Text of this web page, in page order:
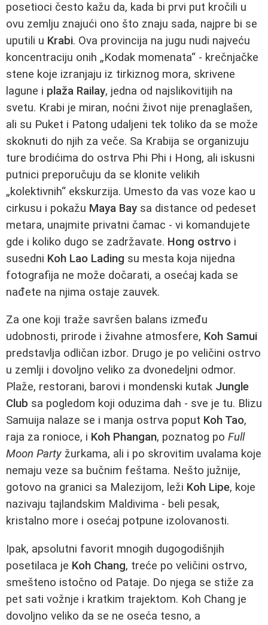
posetioci često kažu da, kada bi prvi put kročili u
ovu zemlju znajući ono što znaju sada, najpre bi se
uputili u Krabi. Ova provincija na jugu nudi najveću
koncentraciju onih „Kodak momenata“ - krečnjačke
stene koje izranjaju iz tirkiznog mora, skrivene
lagune i plaža Railay, jedna od najslikovitijih na
svetu. Krabi je miran, noćni život nije prenaglašen,
ali su Puket i Patong udaljeni tek toliko da se može
skoknuti do njih za veče. Sa Krabija se organizuju
ture brodićima do ostrva Phi Phi i Hong, ali iskusni
putnici preporučuju da se klonite velikih
„kolektivnih“ ekskurzija. Umesto da vas voze kao u
cirkusu i pokažu Maya Bay sa distance od pedeset
metara, unajmite privatni čamac - vi komandujete
gde i koliko dugo se zadržavate. Hong ostrvo i
susedni Koh Lao Lading su mesta koja nijedna
fotografija ne može dočarati, a osećaj kada se
nađete na njima ostaje zauvek.
Za one koji traže savršen balans između
udobnosti, prirode i živahne atmosfere, Koh Samui
predstavlja odličan izbor. Drugo je po veličini ostrvo
u zemlji i dovoljno veliko za dvonedeljni odmor.
Plaže, restorani, barovi i mondenski kutak Jungle
Club sa pogledom koji oduzima dah - sve je tu. Blizu
Samuija nalaze se i manja ostrva poput Koh Tao,
raja za ronioce, i Koh Phangan, poznatog po Full
Moon Party žurkama, ali i po skrovitim uvalama koje
nemaju veze sa bučnim feštama. Nešto južnije,
gotovo na granici sa Malezijom, leži Koh Lipe, koje
nazivaju tajlandskim Maldivima - beli pesak,
kristalno more i osećaj potpune izolovanosti.
Ipak, apsolutni favorit mnogih dugogodišnjih
posetilaca je Koh Chang, treće po veličini ostrvo,
smešteno istočno od Pataje. Do njega se stiže za
pet sati vožnje i kratkim trajektom. Koh Chang je
dovoljno veliko da se ne oseća tesno, a